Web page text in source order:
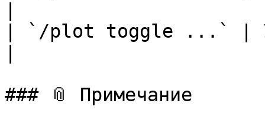
| `/plot toggle ...` |
### 📎 Примечание